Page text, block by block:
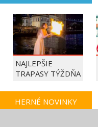
NAJLEPŠIE
TRAPASY TÝŽDŇA
HERNÉ NOVINKY